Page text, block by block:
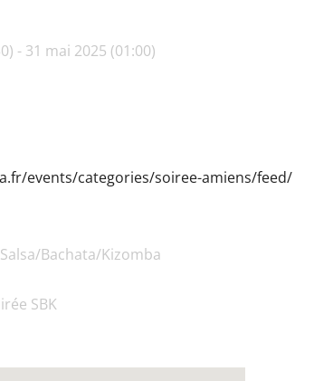
- 31 mai 2025 (01:00)
events/categories/soiree-amiens/feed/
Bachata/Kizomba
SBK